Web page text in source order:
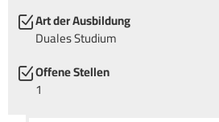
Art der Ausbildung
Duales Studium
Offene Stellen
1